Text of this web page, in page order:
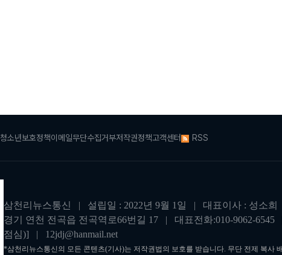
청소년보호정책이메일무단수집거부저작권정책고객센터 RSS
삼천리뉴스통신 | 설립일 : 2022년 9월 1일 | 대표이사 : 성소희
경기 연천 전곡읍 전곡역로66번길 17 | 대표전화:010-9062-
점심)] | 12jdj@hanmail.net
*삼천리뉴스통신의 모든 콘텐츠(기사)는 저작권법의 보호를 받습니다. 무단 전제 복사